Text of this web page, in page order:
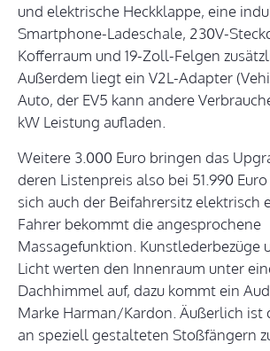
und elektrische Heckklappe, eine
Smartphone-Ladeschale, 230V-
Kofferraum und 19-Zoll-Felgen
Außerdem liegt ein V2L-Adapter
Auto, der EV5 kann andere
kW Leistung aufladen.
Weitere 3.000 Euro bringen das
deren Listenpreis also bei 51.990
sich auch der Beifahrersitz elektrisch
Fahrer bekommt die angesprochene
Massagefunktion. Kunstlederbezüge
Licht werten den Innenraum unter
Dachhimmel auf, dazu kommt ein
Marke Harman/Kardon. Äußerlich ist
an speziell gestalteten Stoßfängern